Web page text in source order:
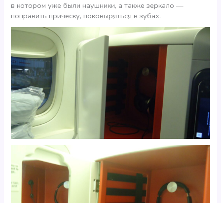
в котором уже были наушники, а также зеркало —
поправить прическу, поковыряться в зубах.